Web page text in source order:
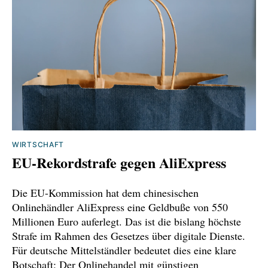
https://www.airliners.de/boeing-steigert-
auslieferungen-trotz-krise-airbus-vorn/84273
https://www.deraktionaer.de/artikel/aktien/airb
us-chef-boeing-wird-gewinnen-20391838.html
https://www.handelsblatt.com/unternehmen/in
dustrie/luftfahrt-boeing-zieht-bei-
WIRTSCHAFT
EU-Rekordstrafe gegen AliExpress
Die EU-Kommission hat dem chinesischen
Onlinehändler AliExpress eine Geldbuße von 550
Millionen Euro auferlegt. Das ist die bislang höchste
Strafe im Rahmen des Gesetzes über digitale Dienste.
Für deutsche Mittelständler bedeutet dies eine klare
Botschaft: Der Onlinehandel mit günstigen